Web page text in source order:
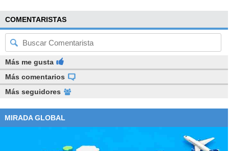
COMENTARISTAS
Más me gusta
Más comentarios
Más seguidores
MIRADA GLOBAL